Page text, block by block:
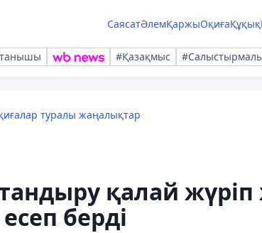
СаясатӘлемҚаржыОқиғаҚұқық
#Қазақмыс
туралы жаңалықтар
қалай
берді